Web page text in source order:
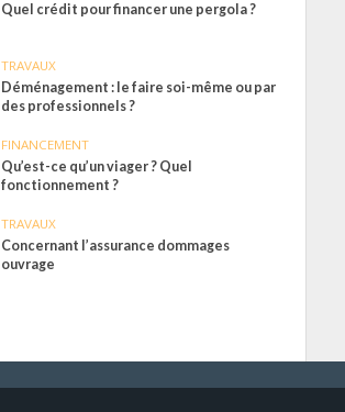
Quel crédit pour financer une pergola ?
TRAVAUX
Déménagement : le faire soi-même ou par
des professionnels ?
FINANCEMENT
Qu’est-ce qu’un viager ? Quel
fonctionnement ?
TRAVAUX
Concernant l’assurance dommages
ouvrage